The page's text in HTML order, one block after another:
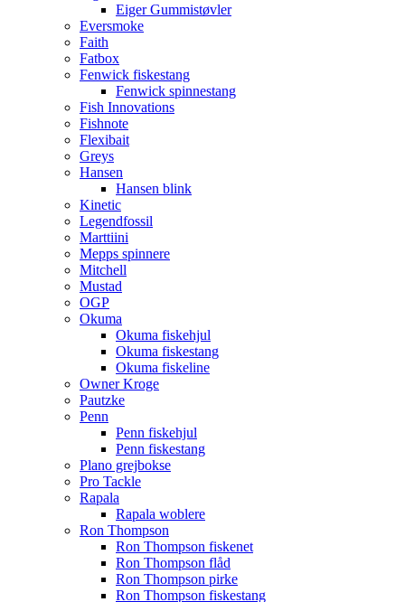
Eiger Gummistøvler
Eversmoke
Faith
Fatbox
Fenwick fiskestang
Fenwick spinnestang
Fish Innovations
Fishnote
Flexibait
Greys
Hansen
Hansen blink
Kinetic
Legendfossil
Marttiini
Mepps spinnere
Mitchell
Mustad
OGP
Okuma
Okuma fiskehjul
Okuma fiskestang
Okuma fiskeline
Owner Kroge
Pautzke
Penn
Penn fiskehjul
Penn fiskestang
Plano grejbokse
Pro Tackle
Rapala
Rapala woblere
Ron Thompson
Ron Thompson fiskenet
Ron Thompson flåd
Ron Thompson pirke
Ron Thompson fiskestang